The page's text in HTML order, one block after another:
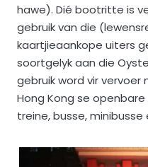
hawe). Dié bootritte is
gebruik van die
kaartjieaankope uiters
soortgelyk aan die
gebruik word vir
Hong Kong se
treine, busse,